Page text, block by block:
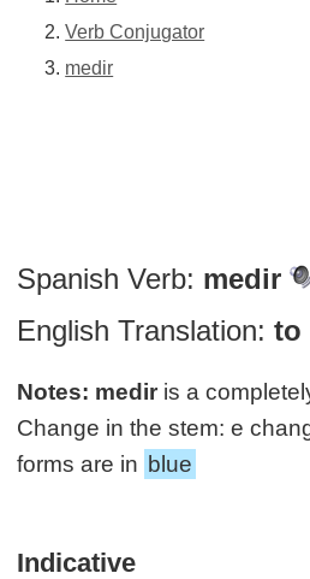
Verb Conjugator
medir
Spanish Verb: medir
English Translation: to
Notes: medir is a
Change in the stem: e
forms are in blue
Indicative